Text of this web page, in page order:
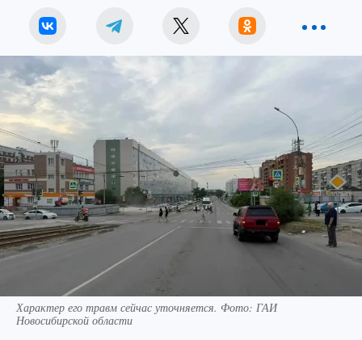
Характер его травм сейчас уточняется. Фото: ГАИ
Новосибирской области